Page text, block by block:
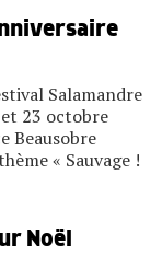
Salamandre
et 23 octobre
Beausobre
« Sauvage !
Noël